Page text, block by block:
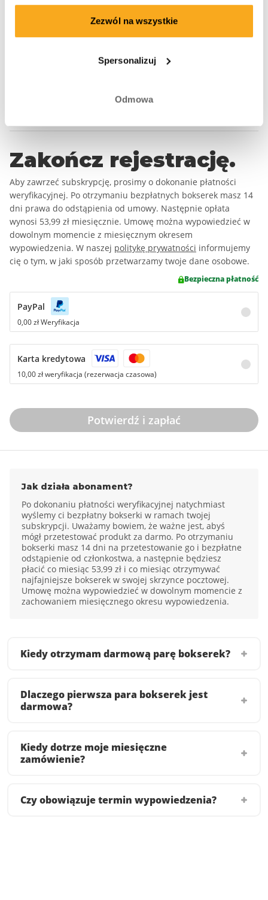
Zezwól na wszystkie
Spersonalizuj
Odmowa
Podaj adres dostawy.
Nazwisko*
Zakończ rejestrację.
Aby zawrzeć subskrypcję, prosimy o dokonanie płatności
weryfikacyjnej. Po otrzymaniu bezpłatnych bokserek masz 14
dni prawa do odstąpienia od umowy. Następnie opłata
wynosi 53,99 zł miesięcznie. Umowę można wypowiedzieć w
dowolnym momencie z miesięcznym okresem
wypowiedzenia. W naszej politykę prywatności informujemy
cię o tym, w jaki sposób przetwarzamy twoje dane osobowe.
Bezpieczna płatność
PayPal
0,00 zł Weryfikacja
Karta kredytowa
10,00 zł weryfikacja (rezerwacja czasowa)
Potwierdź i zapłać
Jak działa abonament?
Po dokonaniu płatności weryfikacyjnej natychmiast
wyślemy ci bezpłatny bokserki w ramach twojej
subskrypcji. Uważamy bowiem, że ważne jest, abyś
mógł przetestować produkt za darmo. Po otrzymaniu
bokserki masz 14 dni na przetestowanie go i bezpłatne
odstąpienie od członkostwa, a następnie będziesz
płacić co miesiąc 53,99 zł i co miesiąc otrzymywać
najfajniejsze bokserek w swojej skrzynce pocztowej.
Umowę można wypowiedzieć w dowolnym momencie z
zachowaniem miesięcznego okresu wypowiedzenia.
Kiedy otrzymam darmową parę bokserek?
Dlaczego pierwsza para bokserek jest
darmowa?
Kiedy dotrze moje miesięczne
zamówienie?
Czy obowiązuje termin wypowiedzenia?